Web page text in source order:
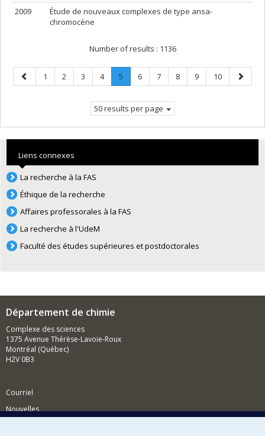
2009
Étude de nouveaux complexes de type ansa-
chromocène
Number of results : 1136
Previous
page
Page
1 Page
2 Page
3 Page
4 Page
5
Current
Page
6 Page
7 Page
8 Page
9 Page
10
Next
page
50 results per page
Liens connexes
La recherche à la FAS
Éthique de la recherche
Affaires professorales à la FAS
La recherche à l'UdeM
Faculté des études supérieures et postdoctorales
Département de chimie
Complexe des sciences
1375 Avenue Thérèse-Lavoie-Roux
Montréal (Québec)
H2V 0B3
Courriel
Nouvelles